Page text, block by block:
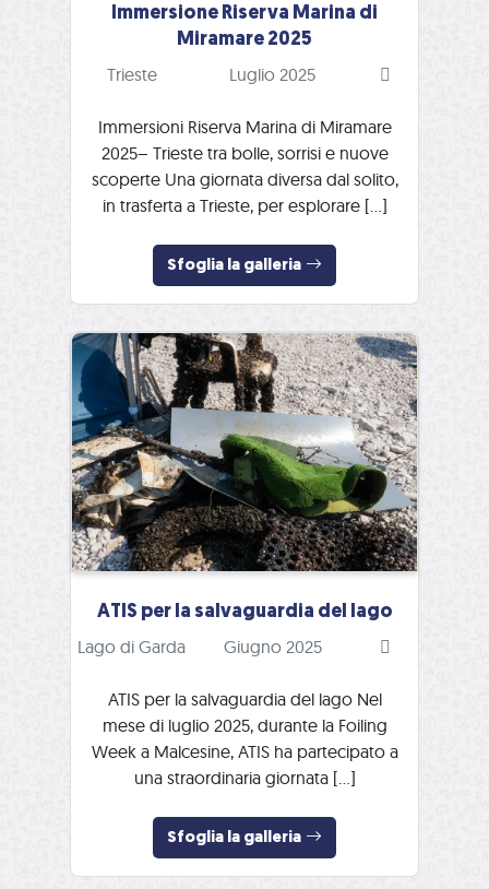
Immersione Riserva Marina di
Miramare 2025
Trieste Luglio 2025
Immersioni Riserva Marina di Miramare
2025– Trieste tra bolle, sorrisi e nuove
scoperte Una giornata diversa dal solito,
in trasferta a Trieste, per esplorare […]
Sfoglia la galleria
ATIS per la salvaguardia del lago
Lago di Garda Giugno 2025
ATIS per la salvaguardia del lago Nel
mese di luglio 2025, durante la Foiling
Week a Malcesine, ATIS ha partecipato a
una straordinaria giornata […]
Sfoglia la galleria